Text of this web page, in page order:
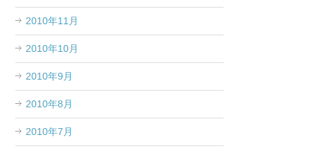
2010年11月
2010年10月
2010年9月
2010年8月
2010年7月